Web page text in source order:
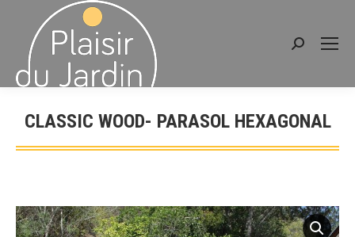
Recherche
CLASSIC WOOD- PARASOL HEXAGONAL
Vous êtes ici :